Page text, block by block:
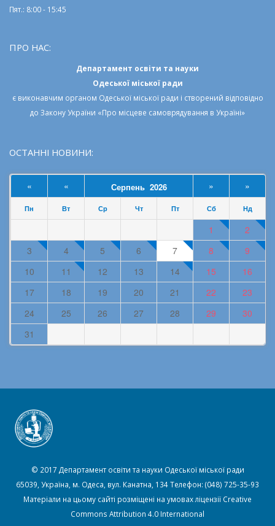
Пят.: 8:00 - 15:45
ПРО НАС:
Департамент освіти та науки
Одеської міської ради
є виконавчим органом Одеської міської ради і створений відповідно
до Закону України «Про місцеве самоврядування в Україні»
ОСТАННІ НОВИНИ:
« « Серпень 2026 » »
Пн Вт Ср Чт Пт Сб Нд
1
2
3
4 5 6 7 8
9
10
11 12 13 14 15
16
17
18 19 20 21 22
23
24
25 26 27 28 29
30
31
© 2017 Департамент освіти та науки Одеської міської ради
65039, Україна, м. Одеса, вул. Канатна, 134 Телефон: (048) 725-35-93
Матеріали на цьому сайті розміщені на умовах ліцензії Creative
Commons Attribution 4.0 International